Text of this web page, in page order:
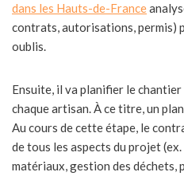
dans les Hauts-de-France
contrats, autorisations, permis)
oublis.
Ensuite, il va planifier le
chaque artisan. À ce titre, un
Au cours de cette étape, le
de tous les aspects du projet
matériaux, gestion des déchets,